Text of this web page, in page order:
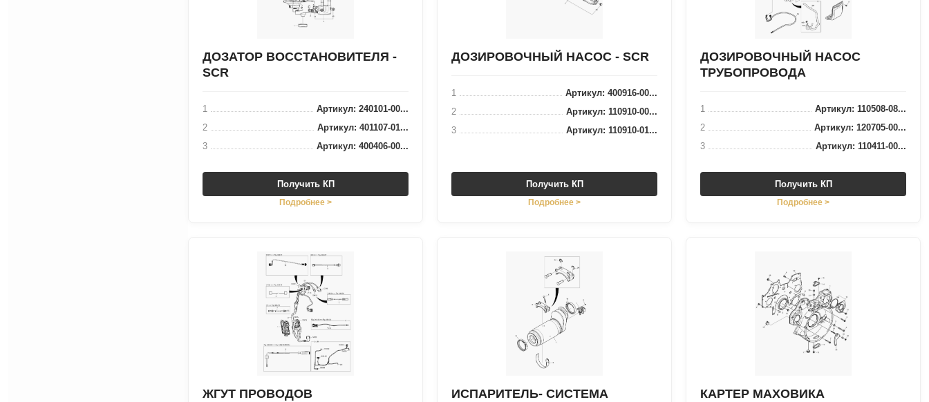
ДОЗАТОР ВОССТАНОВИТЕЛЯ -
SCR
1
Артикул: 240101-00...
2
Артикул: 401107-01...
3
Артикул: 400406-00...
Получить КП
Подробнее >
ДОЗИРОВОЧНЫЙ НАСОС - SCR
1
Артикул: 400916-00...
2
Артикул: 110910-00...
3
Артикул: 110910-01...
Получить КП
Подробнее >
ДОЗИРОВОЧНЫЙ НАСОС
ТРУБОПРОВОДА
1
Артикул: 110508-08...
2
Артикул: 120705-00...
3
Артикул: 110411-00...
Получить КП
Подробнее >
ЖГУТ ПРОВОДОВ
ИСПАРИТЕЛЬ- СИСТЕМА
КАРТЕР МАХОВИКА